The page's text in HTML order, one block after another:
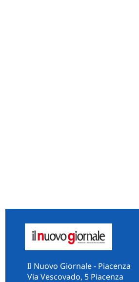
Il Nuovo Giornale - Piacenza
Via Vescovado, 5 Piacenza